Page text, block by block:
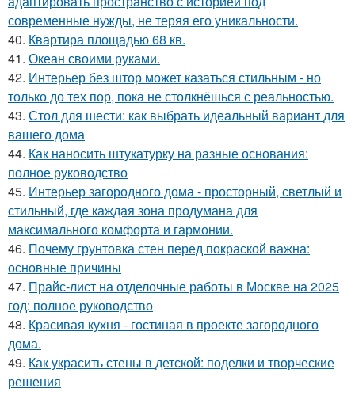
современные нужды, не теряя его уникальности.
40. Квартира площадью 68 кв.
41. Океан своими руками.
42. Интерьер без штор может казаться стильным - но
только до тех пор, пока не столкнёшься с реальностью.
43. Стол для шести: как выбрать идеальный вариант для
вашего дома
44. Как наносить штукатурку на разные основания:
полное руководство
45. Интерьер загородного дома - просторный, светлый и
стильный, где каждая зона продумана для
максимального комфорта и гармонии.
46. Почему грунтовка стен перед покраской важна:
основные причины
47. Прайс-лист на отделочные работы в Москве на 2025
год: полное руководство
48. Красивая кухня - гостиная в проекте загородного
дома.
49. Как украсить стены в детской: поделки и творческие
решения